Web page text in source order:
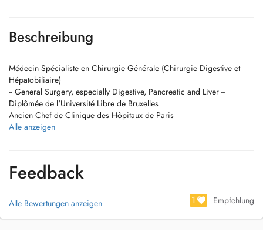
Beschreibung
Médecin Spécialiste en Chirurgie Générale (Chirurgie Digestive et
Hépatobiliaire)
-- General Surgery, especially Digestive, Pancreatic and Liver --
Diplômée de l'Université Libre de Bruxelles
Ancien Chef de Clinique des Hôpitaux de Paris
Experience : Bruxelles, Paris, Rotterdam, Londres
Alle anzeigen
Feedback
Alle Bewertungen anzeigen 1 Empfehlung